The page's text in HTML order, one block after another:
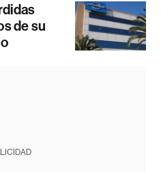
de su